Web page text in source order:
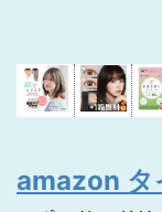
amazon タ